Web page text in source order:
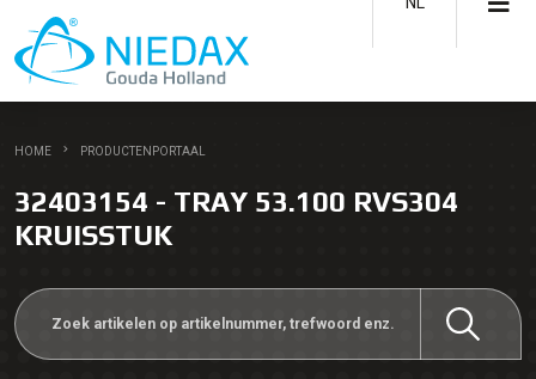
HOME PRODUCTENPORTAAL
32403154 - TRAY 53.100 RVS304
KRUISSTUK